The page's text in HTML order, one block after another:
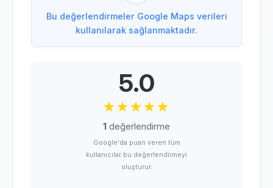
Bu değerlendirmeler Google Maps verileri
kullanılarak sağlanmaktadır.
5.0
1 değerlendirme
Google'da puan veren tüm
kullanıcılar bu değerlendirmeyi
oluşturur.